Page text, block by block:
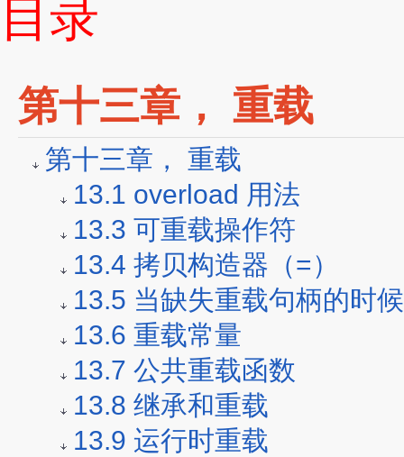
目录
第十三章， 重载
第十三章， 重载
13.1 overload 用法
13.3 可重载操作符
13.4 拷贝构造器（=）
13.5 当缺失重载句柄的时
13.6 重载常量
13.7 公共重载函数
13.8 继承和重载
13.9 运行时重载